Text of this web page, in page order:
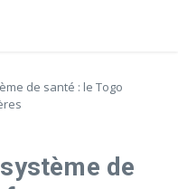
de santé : le Togo
de